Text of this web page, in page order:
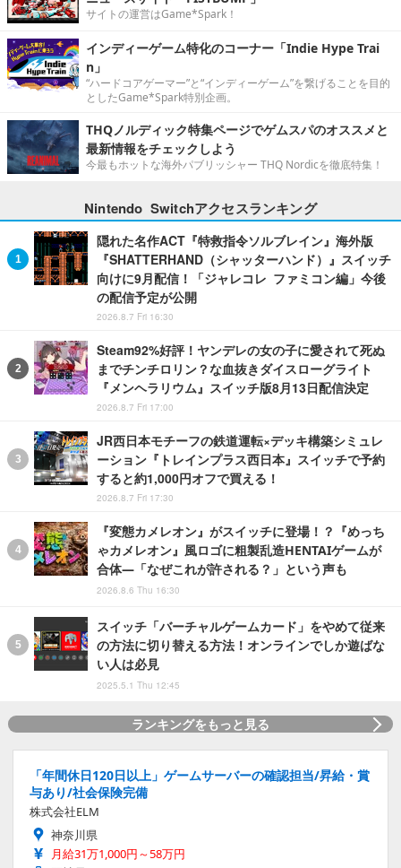
サイトの運営はGame*Spark！
インディーゲーム特化のコーナー「Indie Hype Trai
n」
“ハードコアゲーマー”と“インディーゲーム”を繋げることを目的
としたGame*Spark特別企画。
THQノルディック特集ページでゲムスパのオススメと
最新情報をチェックしよう
今最もホットな海外パブリッシャー THQ Nordicを徹底特集！
Nintendo Switchアクセスランキング
隠れた名作ACT『特救指令ソルブレイン』海外版
『SHATTERHAND（シャッターハンド）』スイッチ
向けに9月配信！「ジャレコレ ファミコン編」今後
の配信予定が公開
2026.8.7 Fri 16:30
Steam92%好評！ヤンデレの女の子に愛されて死ぬ
までチンチロリン？な血抜きダイスローグライト
『メンヘラリウム』スイッチ版8月13日配信決定
2026.8.7 Fri 17:00
JR西日本モチーフの鉄道運転×デッキ構築シミュレ
ーション『トレインプラス西日本』スイッチで予約
すると約1,000円オフで買える！
2026.8.7 Fri 17:30
『変態カメレオン』がスイッチに登場！？『めっち
ゃカメレオン』風ロゴに粗製乱造HENTAIゲームが
合体―「なぜこれが許される？」という声も
2026.8.6 Thu 16:30
スイッチ「バーチャルゲームカード」をやめて従来
の方法に切り替える方法！オンラインでしか遊ばな
い人は必見
2025.5.1 Thu 12:45
ランキングをもっと見る
「年間休日120日以上」ゲームサーバーの確認担当/昇給・賞
与あり/社会保険完備
株式会社ELM
神奈川県
月給31万1,000円～58万円